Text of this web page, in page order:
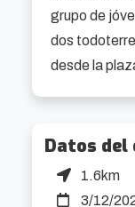
grupo de
dos
desde la
aventuras,
culminó con
del pico
Datos del
1.6km
3/12/